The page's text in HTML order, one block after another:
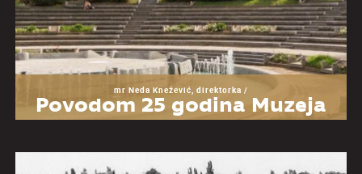
mr Neda Knežević, direktorka /
Povodom 25 godina Muzeja